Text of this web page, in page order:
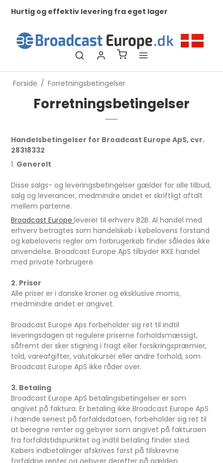
Hurtig og effektiv levering fra eget lager
Forside / Forretningsbetingelser
Forretningsbetingelser
Handelsbetingelser for Broadcast Europe ApS, cvr.
28318332
1. Generelt
Disse salgs- og leveringsbetingelser gælder for alle tilbud,
salg og leverancer, medmindre andet er skriftligt aftalt
mellem parterne.
Broadcast Europeleverer til erhverv B2B. Al handel med
erhverv betragtes som handelskøb i købelovens forstand
og købelovens regler om forbrugerkøb finder således ikke
anvendelse. Broadcast Europe ApS tilbyder IKKE handel
med private forbrugere.
2. Priser
Alle priser er i danske kroner og eksklusive moms,
medmindre andet er angivet.
Broadcast Europe Aps forbeholder sig ret til indtil
leveringsdagen at regulere priserne forholdsmæssigt,
såfremt der sker stigning i fragt eller forsikringspræmier,
told, vareafgifter, valutakurser eller andre forhold, som
Broadcast Europe ApS ikke råder over.
3. Betaling
Broadcast Europe ApS betalingsbetingelser er som
angivet på faktura. Er betaling ikke Broadcast Europe ApS
i hænde senest på forfaldsdatoen, forbeholder sig ret til
at beregne renter og gebyrer som angivet på fakturaen
fra forfaldstidspunktet og indtil betaling finder sted.
Købers indbetalinger afskrives først på tilskrevne